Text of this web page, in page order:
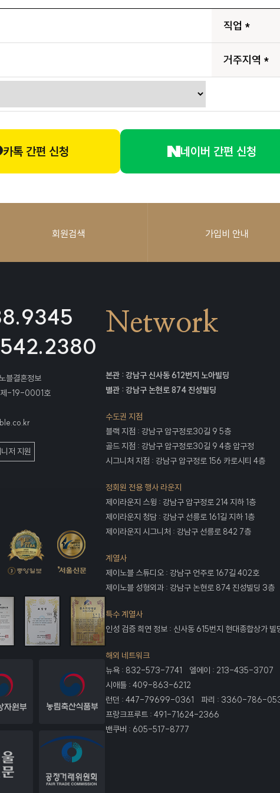
직업 *
거주지역 *
카톡 간편 신청 네이버 간편 신청
회원검색 가입비 안내
블결혼정보
제-19-0001호
저 지원
Network
본관 : 강남구 신사동 612번지 노아빌딩
별관 : 강남구 논현로 874 진성빌딩
수도권 지점
블랙 지점 : 강남구 압구정로30길 9 5층
골드 지점 : 강남구 압구정로30길 9 4층 압구정
시그니처 지점 : 강남구 압구정로 156 카로시티 4층
정회원 전용 행사 라운지
제이라운지 스윙 : 강남구 압구정로 214 지하 1층
제이라운지 청담 : 강남구 선릉로 161길 지하 1층
제이라운지 시그니처 : 강남구 선릉로 842 7층
계열사
제이노블 스튜디오 : 강남구 언주로 167길 402호
제이노블 성형외과 : 강남구 논현로 874 진성빌딩 3층
특수 계열사
인성 검증 희연 정보 : 신사동 615번지 현대종합상가
해외 네트워크
뉴욕 : 832-573-7741 엘에이 : 213-435-3707
시애틀 : 409-863-6212
런던 : 447-79699-0361 파리 : 3360-786-
프랑크프루트 : 491-71624-2366
밴쿠버 : 605-517-8777